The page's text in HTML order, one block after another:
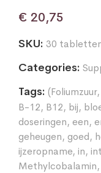
€ 20,75
SKU: 30
Categories:
Tags: (Foliumzuur,
B-12, B12, bij,
doseringen, een,
geheugen, goed,
ijzeropname, in,
Methylcobalamin,